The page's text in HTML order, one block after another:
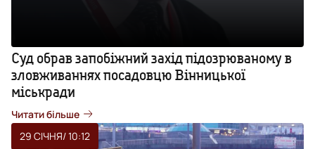
Суд обрав запобіжний захід підозрюваному в
зловживаннях посадовцю Вінницької
міськради
Читати більше
29 СІЧНЯ/ 10:12